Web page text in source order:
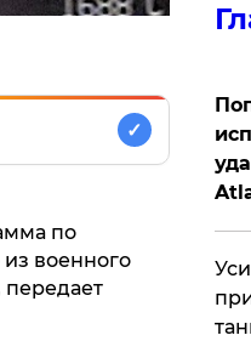
✓
по
военного